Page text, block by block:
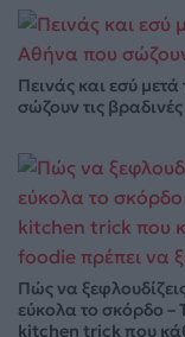
Πεινάς και εσύ
σώζουν τις
Πώς να
εύκολα το σκόρδο –
kitchen trick που